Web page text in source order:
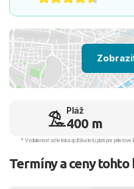
Pláž
400 m
* Vzdialenosť od letiska aj dľžka letu platí pre príletové
Termíny a ceny tohto